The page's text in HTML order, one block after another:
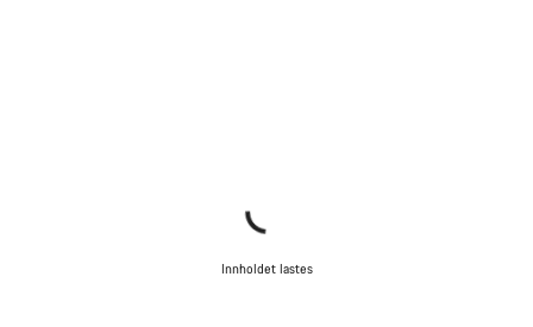
Innholdet lastes